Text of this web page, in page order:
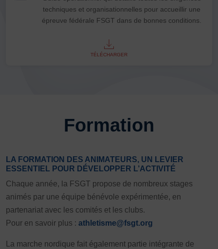
techniques et organisationnelles pour accueillir une
épreuve fédérale FSGT dans de bonnes conditions.
TÉLÉCHARGER
Formation
LA FORMATION DES ANIMATEURS, UN LEVIER
ESSENTIEL POUR DÉVELOPPER L’ACTIVITÉ
Chaque année, la FSGT propose de nombreux stages
animés par une équipe bénévole expérimentée, en
partenariat avec les comités et les clubs.
Pour en savoir plus : athletisme@fsgt.org
La marche nordique fait également partie intégrante de